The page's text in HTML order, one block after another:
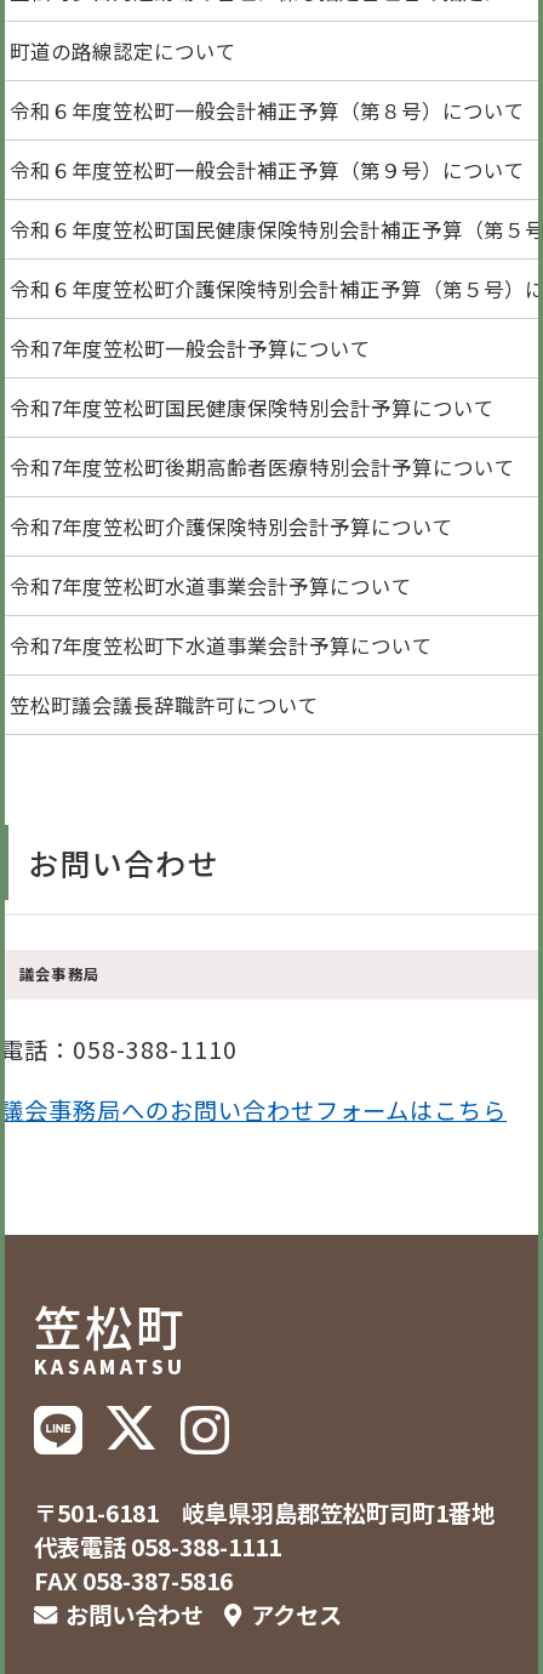
町道の路線認定について
令和６年度笠松町一般会計補正予算（第８号）について
令和６年度笠松町一般会計補正予算（第９号）について
令和６年度笠松町国民健康保険特別会計補正予算（第５
令和６年度笠松町介護保険特別会計補正予算（第５号）
令和7年度笠松町一般会計予算について
令和7年度笠松町国民健康保険特別会計予算について
令和7年度笠松町後期高齢者医療特別会計予算について
令和7年度笠松町介護保険特別会計予算について
令和7年度笠松町水道事業会計予算について
令和7年度笠松町下水道事業会計予算について
笠松町議会議長辞職許可について
お問い合わせ
議会事務局
電話 ：058-388-1110
議会事務局へのお問い合わせフォームはこちら
笠松町
KASAMATSU
〒501-6181 岐阜県羽島郡笠松町司町1番地
代表電話 058-388-1111
FAX 058-387-5816
お問い合わせ
アクセス